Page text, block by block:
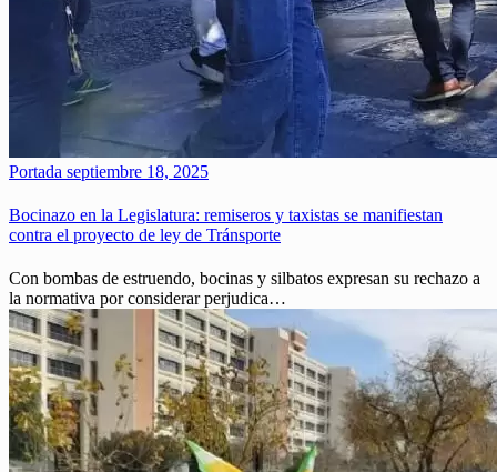
Portada septiembre 18, 2025
Bocinazo en la Legislatura: remiseros y taxistas se manifiestan
contra el proyecto de ley de Tránsporte
Con bombas de estruendo, bocinas y silbatos expresan su rechazo a
la normativa por considerar perjudica…